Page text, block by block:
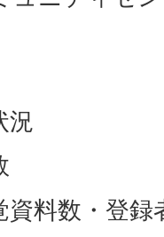
況
資料数・登録